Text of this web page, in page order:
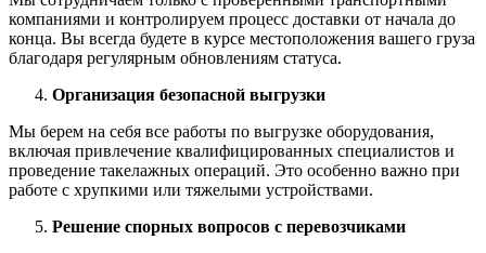
компаниями и контролируем процесс доставки от начала до
конца. Вы всегда будете в курсе местоположения вашего груза
благодаря регулярным обновлениям статуса.
Организация безопасной выгрузки
Мы берем на себя все работы по выгрузке оборудования,
включая привлечение квалифицированных специалистов и
проведение такелажных операций. Это особенно важно при
работе с хрупкими или тяжелыми устройствами.
Решение спорных вопросов с перевозчиками